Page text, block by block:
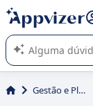
de nossa IA
A IA do Appvizer
SaaS para sua
Gestão e Planejamento